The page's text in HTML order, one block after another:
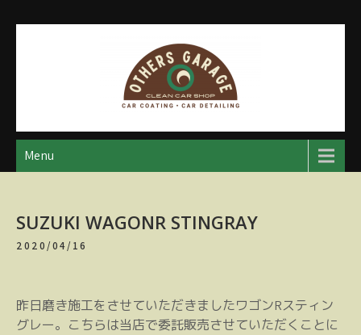
アザースガレージ
【神奈川・厚木・愛川】カーメンテナンス
Menu
SUZUKI WAGONR STINGRAY
2020/04/16
昨日磨き施工をさせていただきましたワゴンRスティン
グレー。こちらは当店で委託販売させていただくことに